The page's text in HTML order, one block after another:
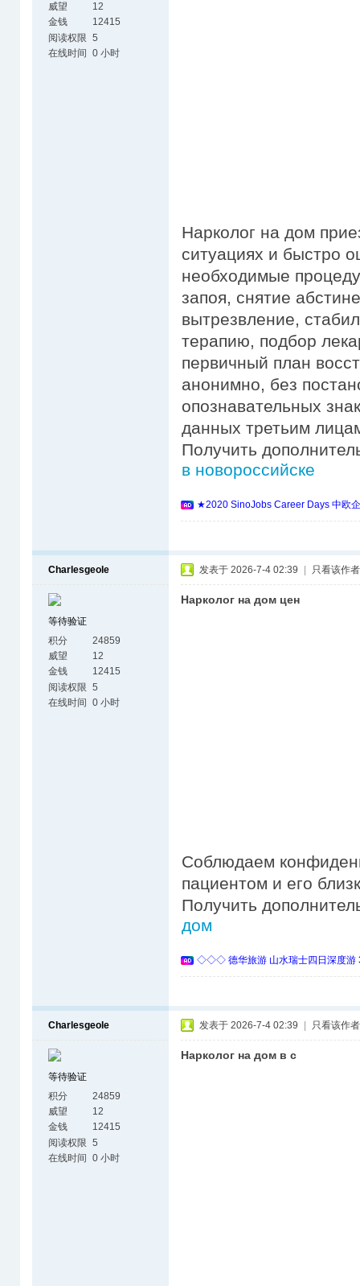
威望
12
金钱
12415
阅读权限 5
在线时间 0 小时
Нарколог на дом
ситуациях и быстро
необходимые
запоя, снятие
вытрезвление,
терапию, подбор
первичный план
анонимно, без
опознавательных
данных третьим
Получить
в новороссийске
★2020 SinoJobs Career Days 中欧
Charlesgeole
等待验证
积分
24859
威望
12
金钱
12415
阅读权限 5
在线时间 0 小时
发表于 2026-7-4 02:39 只看该作者
Нарколог на дом цен
Соблюдаем
пациентом и его
Получить
дом
◇◇◇ 德华旅游 山水瑞士四日深度
Charlesgeole
等待验证
积分
24859
威望
12
金钱
12415
阅读权限 5
在线时间 0 小时
发表于 2026-7-4 02:39 只看该作者
Нарколог на дом в с